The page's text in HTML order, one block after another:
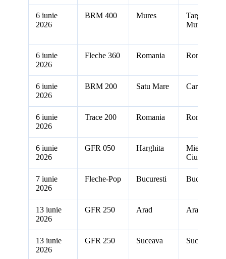
6 iunie
2026
BRM 400 Mures
Targu
Mures
6 iunie
2026
Fleche 360 Romania Romania
6 iunie
2026
BRM 200 Satu Mare Carei
6 iunie
2026
Trace 200 Romania Romania
6 iunie
2026
GFR 050 Harghita
Miercurea
Ciuc
7 iunie
2026
Fleche-Pop Bucuresti Bucuresti
13 iunie
2026
GFR 250 Arad Arad
13 iunie
2026
GFR 250 Suceava Suceava